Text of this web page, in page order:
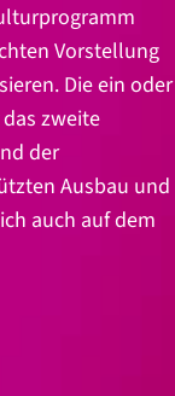
Vorstellung
Die ein oder
zweite
der
Ausbau und
auch auf dem